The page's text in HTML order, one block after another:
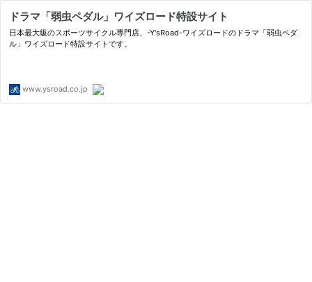
ドラマ「弱虫ペダル」ワイズロード特設サイト
日本最大級のスポーツサイクル専門店、-Y'sRoad-ワイズロードのドラマ「弱虫ペダ
ル」ワイズロード特設サイトです。
www.ysroad.co.jp